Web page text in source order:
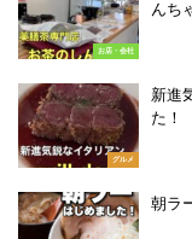
お店・会社
んち
グルメ
新進
た！
朝ラ